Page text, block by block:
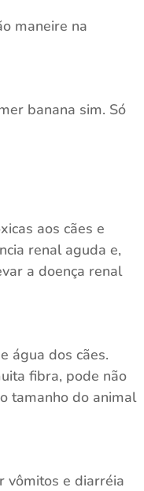
maneire na
banana sim. Só
aos cães e
renal aguda e,
a doença renal
água dos cães.
fibra, pode não
tamanho do animal
vômitos e diarréia